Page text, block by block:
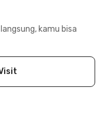
kamu bisa